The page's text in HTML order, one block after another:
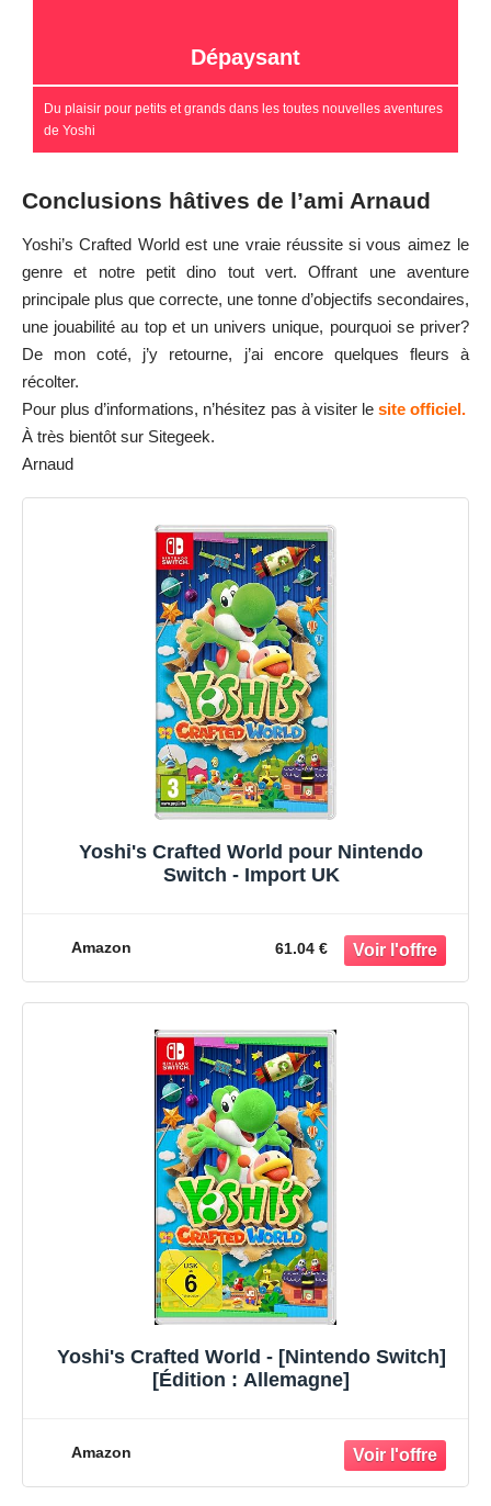
Dépaysant
Du plaisir pour petits et grands dans les toutes nouvelles aventures
de Yoshi
Conclusions hâtives de l’ami Arnaud
Yoshi’s Crafted World est une vraie réussite si vous aimez le
genre et notre petit dino tout vert. Offrant une aventure
principale plus que correcte, une tonne d’objectifs secondaires,
une jouabilité au top et un univers unique, pourquoi se priver?
De mon coté, j’y retourne, j’ai encore quelques fleurs à
récolter.
Pour plus d’informations, n’hésitez pas à visiter le site officiel.
À très bientôt sur Sitegeek.
Arnaud
Yoshi's Crafted World pour Nintendo
Switch - Import UK
Amazon 61.04 €
Yoshi's Crafted World - [Nintendo Switch]
[Édition : Allemagne]
Amazon